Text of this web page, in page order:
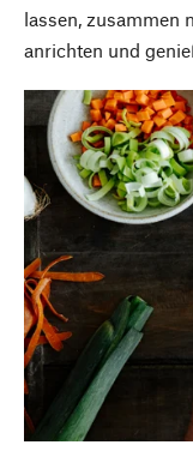
lassen, zusammen
anrichten und